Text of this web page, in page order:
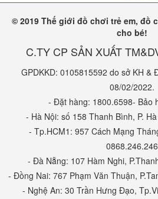
© 2019 Thế giới đồ chơi trẻ em, đồ
cho bé!
C.TY CP SẢN XUẤT
GPDKKD: 0105815592 do sở KH &
08/02/2022.
- Đặt hàng: 1800.6598- Bảo
- Hà Nội: số 158 Thanh Bình, P.
- Tp.HCM1: 957 Cách Mạng
0868.246.246
- Đà Nẵng: 107 Hàm Nghi,
- Đồng Nai: 767 Phạm Văn Thuận,
- Nghệ An: 30 Trần Hưng Đạo,